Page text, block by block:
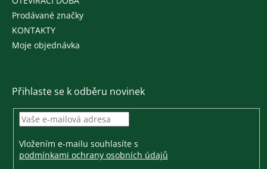
Prodávané značky
KONTAKTY
Moje objednávka
Přihlaste se k odběru novinek
Vložením e-mailu souhlasíte s
podmínkami ochrany osobních údajů